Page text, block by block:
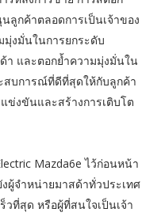
ลูกค้าตลอดการเป็นเจ้าของ
งมั่นในการยกระดับ
และตอกย้ำความมุ่งมั่นใน
สบการณ์ที่ดีที่สุดให้กับลูกค้า
ข่งขันและสร้างการเติบโต
Mazda6e ไว้ก่อนหน้า
ผู้จำหน่ายมาสด้าทั่วประเทศ
วที่สุด หรือผู้ที่สนใจเป็นเจ้า